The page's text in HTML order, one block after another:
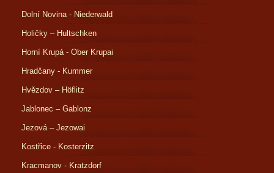
Dolní Novina - Niederwald
Holičky – Hultschken
Horní Krupá - Ober Krupai
Hradčany - Kummer
Hvězdov – Höflitz
Jablonec – Gablonz
Jezová – Jezowai
Kostřice - Kosterzitz
Kracmanov - Kratzdorf